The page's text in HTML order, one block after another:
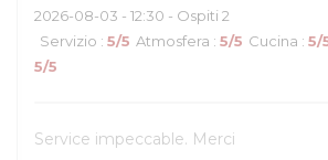
2026-08-03 - 12:30 - Ospiti 2
Servizio : 5/5 Atmosfera : 5/5 Cucina : 5/
5/5
Service impeccable. Merci